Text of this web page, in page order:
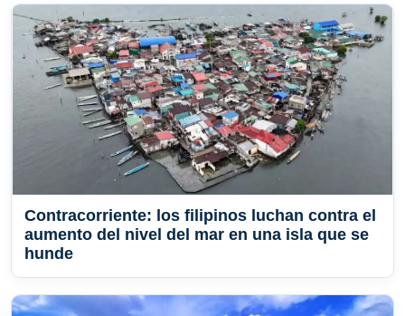
Contracorriente: los filipinos luchan contra el
aumento del nivel del mar en una isla que se
hunde